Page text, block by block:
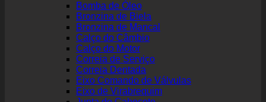
Bomba de Óleo
Bronzina de Biela
Bronzina de Mancal
Calço do Câmbio
Calço do Motor
Correia de Serviço
Correia Dentada
Eixo Comando de Válvulas
Eixo de Virabrequim